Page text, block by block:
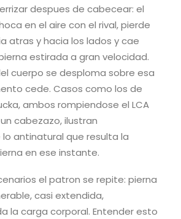
despues de cabecear: el
en el aire con el rival, pierde
atras y hacia los lados y cae
estirada a gran velocidad.
cuerpo se desploma sobre esa
cede. Casos como los de
ambos rompiendose el LCA
cabezazo, ilustran
antinatural que resulta la
en ese instante.
el patron se repite: pierna
casi extendida,
la carga corporal. Entender esto